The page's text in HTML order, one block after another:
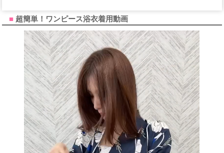
超簡単！ワンピース浴衣着用動画